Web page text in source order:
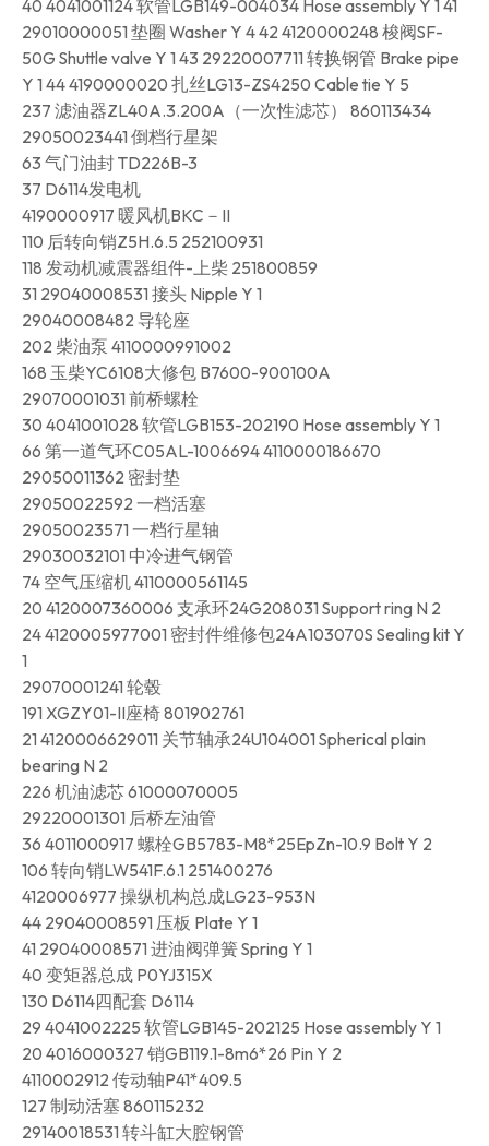
40 4041001124 软管LGB149-004034 Hose assembly Y 1 41
29010000051 垫圈 Washer Y 4 42 4120000248 梭阀SF-
50G Shuttle valve Y 1 43 29220007711 转换钢管 Brake pipe
Y 1 44 4190000020 扎丝LG13-ZS4250 Cable tie Y 5
237 滤油器ZL40A.3.200A（一次性滤芯） 860113434
29050023441 倒档行星架
63 气门油封 TD226B-3
37 D6114发电机
4190000917 暖风机BKC－II
110 后转向销Z5H.6.5 252100931
118 发动机减震器组件-上柴 251800859
31 29040008531 接头 Nipple Y 1
29040008482 导轮座
202 柴油泵 4110000991002
168 玉柴YC6108大修包 B7600-900100A
29070001031 前桥螺栓
30 4041001028 软管LGB153-202190 Hose assembly Y 1
66 第一道气环C05AL-1006694 4110000186670
29050011362 密封垫
29050022592 一档活塞
29050023571 一档行星轴
29030032101 中冷进气钢管
74 空气压缩机 4110000561145
20 4120007360006 支承环24G208031 Support ring N 2
24 4120005977001 密封件维修包24A103070S Sealing kit Y
1
29070001241 轮毂
191 XGZY01-II座椅 801902761
21 4120006629011 关节轴承24U104001 Spherical plain
bearing N 2
226 机油滤芯 61000070005
29220001301 后桥左油管
36 4011000917 螺栓GB5783-M8*25EpZn-10.9 Bolt Y 2
106 转向销LW541F.6.1 251400276
4120006977 操纵机构总成LG23-953N
44 29040008591 压板 Plate Y 1
41 29040008571 进油阀弹簧 Spring Y 1
40 变矩器总成 P0YJ315X
130 D6114四配套 D6114
29 4041002225 软管LGB145-202125 Hose assembly Y 1
20 4016000327 销GB119.1-8m6*26 Pin Y 2
4110002912 传动轴P41*409.5
127 制动活塞 860115232
29140018531 转斗缸大腔钢管